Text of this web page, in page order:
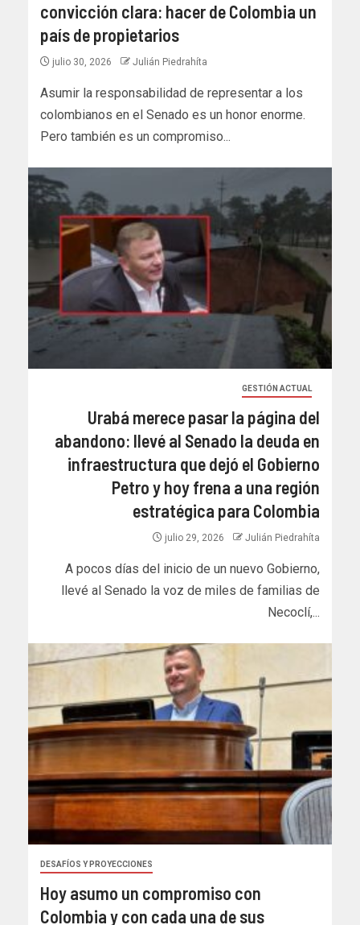
convicción clara: hacer de Colombia un
país de propietarios
julio 30, 2026 Julián Piedrahíta
Asumir la responsabilidad de representar a los
colombianos en el Senado es un honor enorme.
Pero también es un compromiso...
GESTIÓN ACTUAL
Urabá merece pasar la página del
abandono: llevé al Senado la deuda en
infraestructura que dejó el Gobierno
Petro y hoy frena a una región
estratégica para Colombia
julio 29, 2026 Julián Piedrahíta
A pocos días del inicio de un nuevo Gobierno,
llevé al Senado la voz de miles de familias de
Necoclí,...
DESAFÍOS Y PROYECCIONES
Hoy asumo un compromiso con
Colombia y con cada una de sus